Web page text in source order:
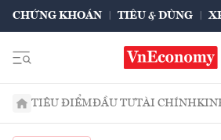
CHỨNG KHOÁN TIÊU & DÙNG
TIÊU ĐIỂMĐẦU TƯTÀI CHÍNH